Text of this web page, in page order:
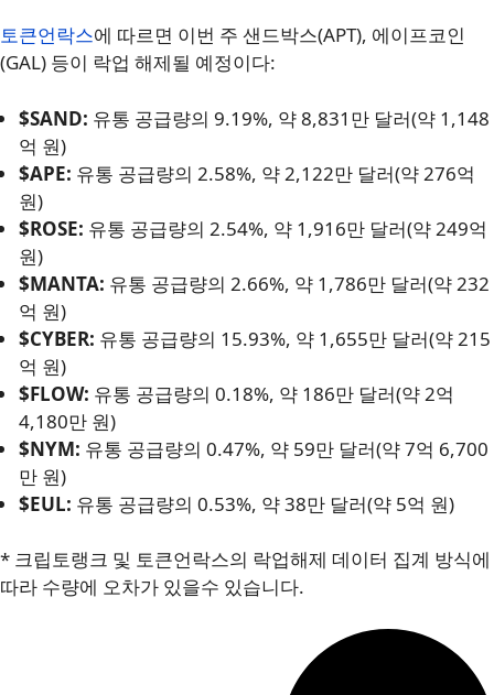
토큰언락스에 따르면 이번 주 샌드박스(APT), 에이프코인
(GAL) 등이 락업 해제될 예정이다:
$SAND: 유통 공급량의 9.19%, 약 8,831만 달러(약 1,148
억 원)
$APE: 유통 공급량의 2.58%, 약 2,122만 달러(약 276억
원)
$ROSE: 유통 공급량의 2.54%, 약 1,916만 달러(약 249억
원)
$MANTA: 유통 공급량의 2.66%, 약 1,786만 달러(약 232
억 원)
$CYBER: 유통 공급량의 15.93%, 약 1,655만 달러(약 215
억 원)
$FLOW: 유통 공급량의 0.18%, 약 186만 달러(약 2억
4,180만 원)
$NYM: 유통 공급량의 0.47%, 약 59만 달러(약 7억 6,700
만 원)
$EUL: 유통 공급량의 0.53%, 약 38만 달러(약 5억 원)
* 크립토랭크 및 토큰언락스의 락업해제 데이터 집계 방식에
따라 수량에 오차가 있을수 있습니다.